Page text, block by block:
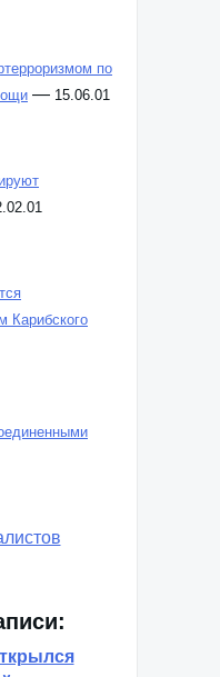
по
— 15.06.01
Карибского